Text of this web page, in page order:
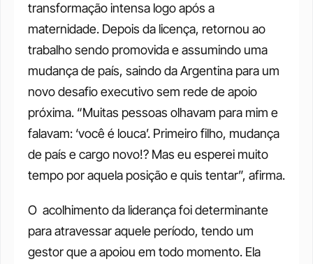
transformação intensa logo após a
maternidade. Depois da licença, retornou ao
trabalho sendo promovida e assumindo uma
mudança de país, saindo da Argentina para um
novo desafio executivo sem rede de apoio
próxima. “Muitas pessoas olhavam para mim e
falavam: ‘você é louca’. Primeiro filho, mudança
de país e cargo novo!? Mas eu esperei muito
tempo por aquela posição e quis tentar”, afirma.
O  acolhimento da liderança foi determinante
para atravessar aquele período, tendo um
gestor que a apoiou em todo momento. Ela